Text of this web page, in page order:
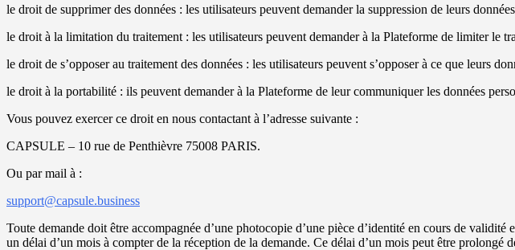
le droit de supprimer des données : les utilisateurs peuvent demander la suppression de leurs
le droit à la limitation du traitement : les utilisateurs peuvent demander à la Plateforme de limiter le
le droit de s’opposer au traitement des données : les utilisateurs peuvent s’opposer à ce que leurs
le droit à la portabilité : ils peuvent demander à la Plateforme de leur communiquer les données
Vous pouvez exercer ce droit en nous contactant à l’adresse suivante :
CAPSULE – 10 rue de Penthièvre 75008 PARIS.
Ou par mail à :
support@capsule.business
Toute demande doit être accompagnée d’une photocopie d’une pièce d’identité en cours de
un délai d’un mois à compter de la réception de la demande. Ce délai d’un mois peut être